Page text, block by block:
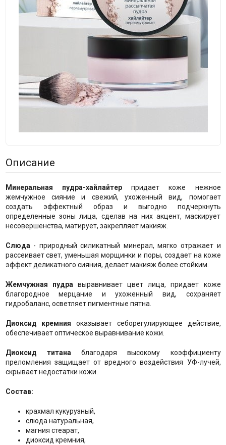
Описание
Минеральная пудра-хайлайтерпридает коже нежное
жемчужное сияние и свежий, ухоженный вид, помогает
создать эффектный образ и выгодно подчеркнуть
определенные зоны лица, сделав на них акцент, маскирует
несовершенства, матирует, закрепляет макияж.
Слюда - природный силикатный минерал, мягко отражает и
рассеивает свет, уменьшая морщинки и поры, создает на коже
эффект деликатного сияния, делает макияж более стойким.
Жемчужная пудра выравнивает цвет лица, придает коже
благородное мерцание и ухоженный вид, сохраняет
гидробаланс, осветляет пигментные пятна.
Диоксид кремния оказывает себорегулирующее действие,
обеспечивает оптическое выравнивание кожи.
Диоксид титана благодаря высокому коэффициенту
преломления защищает от вредного воздействия УФ-лучей,
скрывает недостатки кожи.
Состав:
крахмал кукурузный,
слюда натуральная,
магния стеарат,
диоксид кремния,